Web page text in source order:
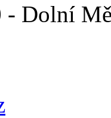
- Dolní